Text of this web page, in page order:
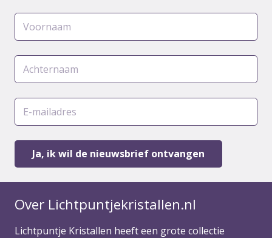
Over Lichtpuntjekristallen.nl
Lichtpuntje Kristallen heeft een grote collectie